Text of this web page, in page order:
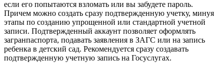
если его попытаются взломать или вы забудете пароль.
Причем можно создать сразу подтвержденную учетку, минуя
этапы по созданию упрощенной или стандартной учетной
записи. Подтвержденный аккаунт позволяет оформлять
загранпаспорта, подавать заявления в ЗАГС или на запись
ребенка в детский сад. Рекомендуется сразу создавать
подтвержденную учетную запись на Госуслугах.